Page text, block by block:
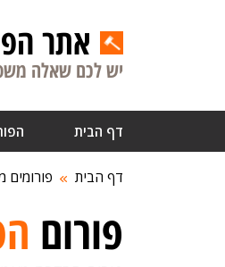
אתר
יש לכם שאלה
דף הבית
דף הבית פורומים
פורום